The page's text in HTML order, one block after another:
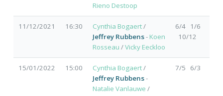
Rieno Destoop
11/12/2021 16:30 Cynthia Bogaert/
Jeffrey Rubbens- Koen
Rosseau /Vicky Eeckloo
6/4 1/6
10/12
15/01/2022 15:00 Cynthia Bogaert/
Jeffrey Rubbens-
Natalie Vanlauwe /
7/5 6/3